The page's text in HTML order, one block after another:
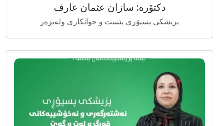
دکتۆرە: سازان عثمان عارف
پزیشکی پسپۆری پێست و جوانکاری ولەیزەر